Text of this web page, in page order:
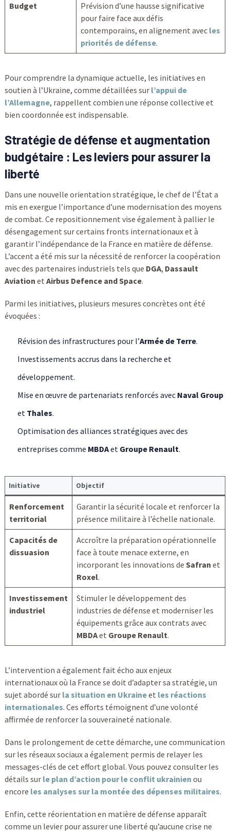
Budget
Prévision d’une hausse significative
pour faire face aux défis
contemporains, en alignement avec les
priorités de défense.
Pour comprendre la dynamique actuelle, les initiatives en
soutien à l’Ukraine, comme détaillées sur l’appui de
l’Allemagne, rappellent combien une réponse collective et
bien coordonnée est indispensable.
Stratégie de défense et augmentation
budgétaire : Les leviers pour assurer la
liberté
Dans une nouvelle orientation stratégique, le chef de l’État a
mis en exergue l’importance d’une modernisation des moyens
de combat. Ce repositionnement vise également à pallier le
désengagement sur certains fronts internationaux et à
garantir l’indépendance de la France en matière de défense.
L’accent a été mis sur la nécessité de renforcer la coopération
avec des partenaires industriels tels que DGA, Dassault
Aviation et Airbus Defence and Space.
Parmi les initiatives, plusieurs mesures concrètes ont été
évoquées :
Révision des infrastructures pour l’Armée de Terre.
Investissements accrus dans la recherche et
développement.
Mise en œuvre de partenariats renforcés avec Naval Group
et Thales.
Optimisation des alliances stratégiques avec des
entreprises comme MBDAet Groupe Renault.
Initiative Objectif
Renforcement
territorial
Garantir la sécurité locale et renforcer la
présence militaire à l’échelle nationale.
Capacités de
dissuasion
Accroître la préparation opérationnelle
face à toute menace externe, en
incorporant les innovations de Safran et
Roxel.
Investissement
industriel
Stimuler le développement des
industries de défense et moderniser les
équipements grâce aux contrats avec
MBDAet Groupe Renault.
L’intervention a également fait écho aux enjeux
internationaux où la France se doit d’adapter sa stratégie, un
sujet abordé sur la situation en Ukraineet les réactions
internationales. Ces efforts témoignent d’une volonté
affirmée de renforcer la souveraineté nationale.
Dans le prolongement de cette démarche, une communication
sur les réseaux sociaux a également permis de relayer les
messages-clés de cet effort global. Vous pouvez consulter les
détails sur le plan d’action pour le conflit ukrainien ou
encore les analyses sur la montée des dépenses militaires.
Enfin, cette réorientation en matière de défense apparaît
comme un levier pour assurer une liberté qu’aucune crise ne